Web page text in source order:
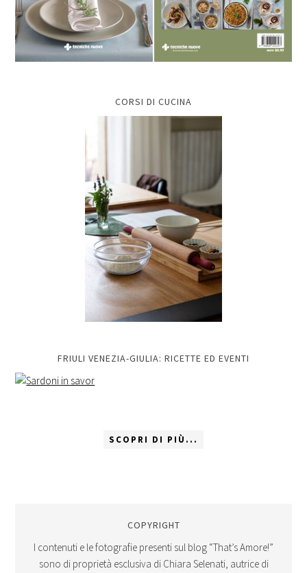
CORSI DI CUCINA
FRIULI VENEZIA-GIULIA: RICETTE ED EVENTI
SCOPRI DI PIÙ...
COPYRIGHT
I contenuti e le fotografie presenti sul blog “That’s Amore!”
sono di proprietà esclusiva di Chiara Selenati, autrice di